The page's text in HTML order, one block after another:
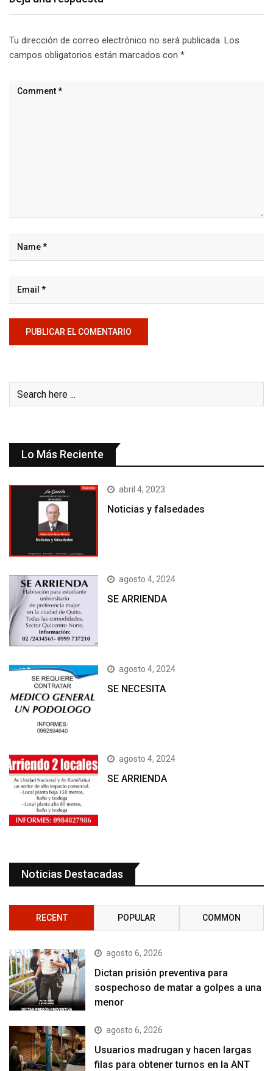
Tu dirección de correo electrónico no será publicada. Los
campos obligatorios están marcados con *
Lo Más Reciente
abril 4, 2023
Noticias y falsedades
agosto 4, 2024
SE ARRIENDA
agosto 4, 2024
SE NECESITA
agosto 4, 2024
SE ARRIENDA
Noticias Destacadas
RECENT POPULAR COMMON
agosto 6, 2026
Dictan prisión preventiva para
sospechoso de matar a golpes a una
menor
agosto 6, 2026
Usuarios madrugan y hacen largas
filas para obtener turnos en la ANT